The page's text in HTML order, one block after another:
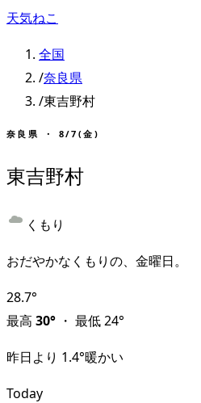
天気ねこ
全国
/奈良県
/東吉野村
奈良県 ・ 8/7(金)
東吉野村
くもり
おだやかなくもりの、金曜日。
28.7°
最高 30° ・ 最低24°
昨日より 1.4°暖かい
Today